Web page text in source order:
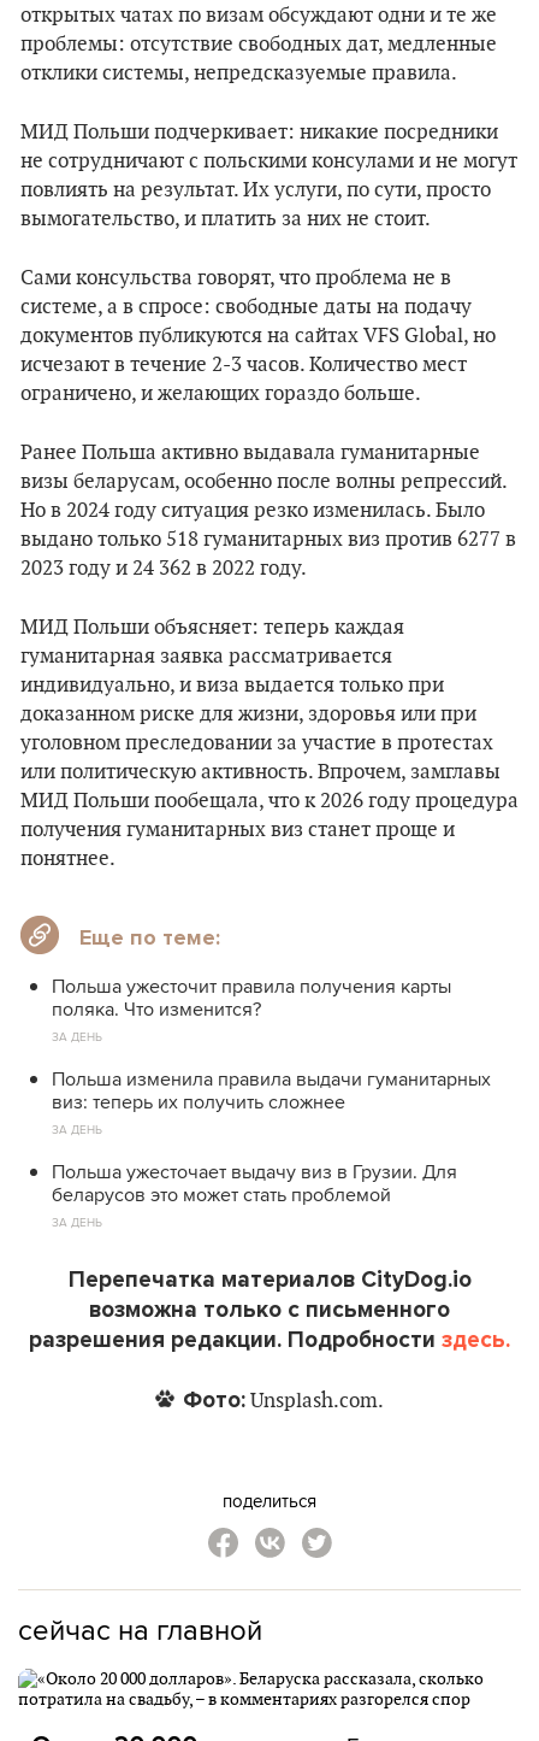
открытых чатах по визам обсуждают одни и те же
проблемы: отсутствие свободных дат, медленные
отклики системы, непредсказуемые правила.
МИД Польши подчеркивает: никакие посредники
не сотрудничают с польскими консулами и не могут
повлиять на результат. Их услуги, по сути, просто
вымогательство, и платить за них не стоит.
Сами консульства говорят, что проблема не в
системе, а в спросе: свободные даты на подачу
документов публикуются на сайтах VFS Global, но
исчезают в течение 2-3 часов. Количество мест
ограничено, и желающих гораздо больше.
Ранее Польша активно выдавала гуманитарные
визы беларусам, особенно после волны репрессий.
Но в 2024 году ситуация резко изменилась. Было
выдано только 518 гуманитарных виз против 6277 в
2023 году и 24 362 в 2022 году.
МИД Польши объясняет: теперь каждая
гуманитарная заявка рассматривается
индивидуально, и виза выдается только при
доказанном риске для жизни, здоровья или при
уголовном преследовании за участие в протестах
или политическую активность. Впрочем, замглавы
МИД Польши пообещала, что к 2026 году процедура
получения гуманитарных виз станет проще и
понятнее.
Еще по теме:
Польша ужесточит правила получения карты
поляка. Что изменится?
ЗА ДЕНЬ
Польша изменила правила выдачи гуманитарных
виз: теперь их получить сложнее
ЗА ДЕНЬ
Польша ужесточает выдачу виз в Грузии. Для
беларусов это может стать проблемой
ЗА ДЕНЬ
Перепечатка материалов CityDog.io
возможна только с письменного
разрешения редакции. Подробности здесь.
Фото: Unsplash.com.
поделиться
сейчас на главной